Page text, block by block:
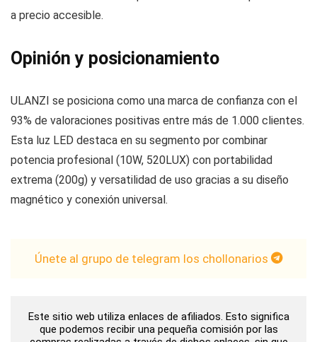
a precio accesible.
Opinión y posicionamiento
ULANZI se posiciona como una marca de confianza con el
93% de valoraciones positivas entre más de 1.000 clientes.
Esta luz LED destaca en su segmento por combinar
potencia profesional (10W, 520LUX) con portabilidad
extrema (200g) y versatilidad de uso gracias a su diseño
magnético y conexión universal.
Únete al grupo de telegram los chollonarios
Este sitio web utiliza enlaces de afiliados. Esto significa
que podemos recibir una pequeña comisión por las